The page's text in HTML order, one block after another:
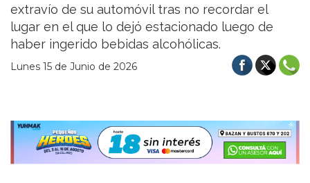
extravío de su automóvil tras no recordar el
lugar en el que lo dejó estacionado luego de
haber ingerido bebidas alcohólicas.
Lunes 15 de Junio de 2026